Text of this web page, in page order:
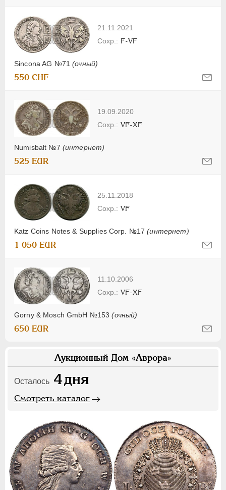
21.11.2021
Sincona AG №71(очный)
F-VF
550 CHF
19.09.2020
Numisbalt №7 (интернет)
VF-XF
525 EUR
25.11.2018
Katz Coins Notes & Supplies Corp. №17(интернет)
VF
1 050 EUR
11.10.2006
Gorny & Mosch GmbH №153(очный)
VF-XF
650 EUR
Аукционный Дом «Аврора»
Осталось 4дня
Смотреть каталог